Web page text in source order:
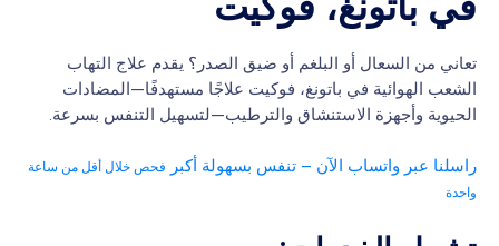
تعاني من السعال أو البلغم أو ضيق الصدر؟ يقدم علاج التهاب
الشعب الهوائية في باتونغ، فوكيت علاجًا مستهدفًا—المضادات
الحيوية وأجهزة الاستنشاق والترطيب—لتسهيل التنفس بسرعة.
راسلنا عبر واتساب الآن – تنفس بسهولة أكبر
فحص خلال أقل من ساعة
واحدة